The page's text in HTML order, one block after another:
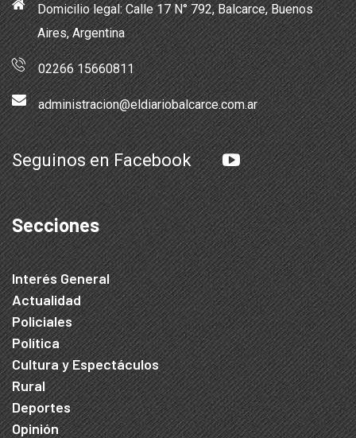
Domicilio legal: Calle 17 N° 792, Balcarce, Buenos
Aires, Argentina
02266 15660811
administracion@eldiariobalcarce.com.ar
Seguinos en Facebook
Secciones
Interés General
Actualidad
Policiales
Política
Cultura y Espectáculos
Rural
Deportes
Opinión